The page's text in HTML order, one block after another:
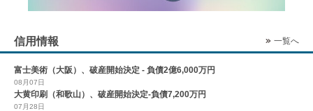
信用情報 一覧へ
富士美術（大阪）、破産開始決定 - 負債2億6,000万円
08月07日
大黄印刷（和歌山）、破産開始決定-負債7,200万円
07月28日